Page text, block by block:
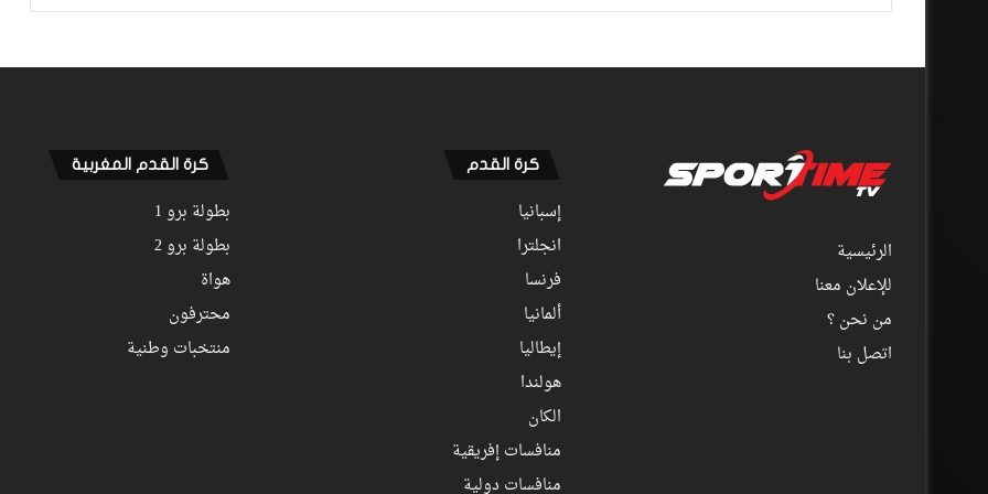
الرئيسية
للإعلان معنا
من نحن ؟
اتصل بنا
كرة القدم
إسبانيا
انجلترا
فرنسا
ألمانيا
إيطاليا
هولندا
الكان
منافسات إفريقية
منافسات دولية
كرة القدم المغربية
بطولة برو 1
بطولة برو 2
هواة
محترفون
منتخبات وطنية